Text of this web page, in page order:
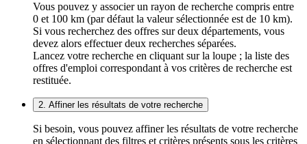
Vous pouvez y associer un rayon de recherche compris entre
0 et 100 km (par défaut la valeur sélectionnée est de 10 km).
Si vous recherchez des offres sur deux départements, vous
devez alors effectuer deux recherches séparées.
Lancez votre recherche en cliquant sur la loupe ; la liste des
offres d'emploi correspondant à vos critères de recherche est
restituée.
2. Affiner les résultats de votre recherche
Si besoin, vous pouvez affiner les résultats de votre recherche
en sélectionnant des filtres et critères présents sous les critères